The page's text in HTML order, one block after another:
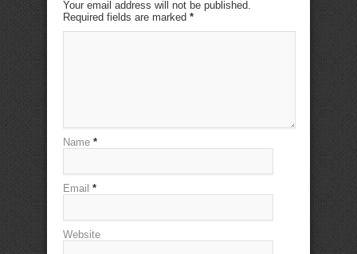
Your email address will not be published.
Required fields are marked *
Name *
Email *
Website